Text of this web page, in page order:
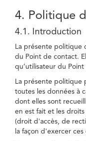
4. Politique
4.1. Introduction
La présente politique
du Point de contact.
qu’utilisateur du
La présente politique
toutes les données à
dont elles sont
en est fait et les
(droit d'accès, de
la façon d'exercer ces